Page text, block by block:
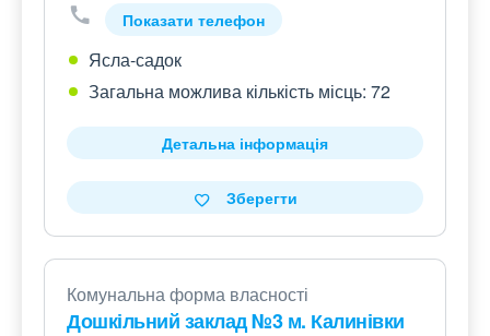
Показати телефон
Ясла-садок
Загальна можлива кількість місць: 72
Детальна інформація
Зберегти
Комунальна форма власності
Дошкільний заклад №3 м. Калинівки